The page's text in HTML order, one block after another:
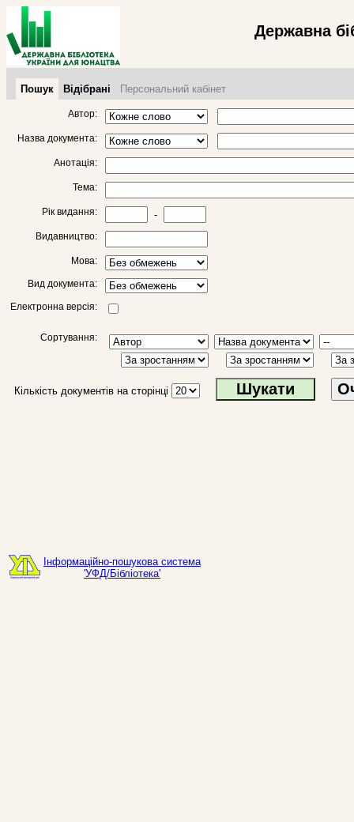
Державна
Пошук Відібрані Персональний кабінет
Автор:
Назва документа:
Анотація:
Тема:
Рік видання: -
Видавництво:
Мова:
Вид документа:
Електронна версія:
Сортування:
Кількість документів на сторінці
Інформаційно-пошукова система
'УФД/Бібліотека'